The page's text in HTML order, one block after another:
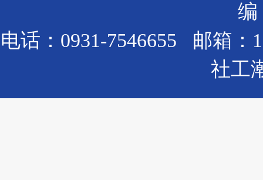
编
电话：0931-7546655 邮箱：
社工